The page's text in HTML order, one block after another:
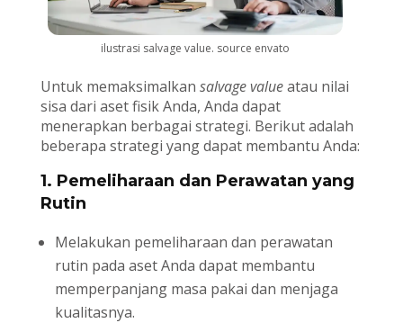
ilustrasi salvage value. source envato
Untuk memaksimalkan salvage valueatau nilai
sisa dari aset fisik Anda, Anda dapat
menerapkan berbagai strategi. Berikut adalah
beberapa strategi yang dapat membantu Anda:
1. Pemeliharaan dan Perawatan yang
Rutin
Melakukan pemeliharaan dan perawatan
rutin pada aset Anda dapat membantu
memperpanjang masa pakai dan menjaga
kualitasnya.